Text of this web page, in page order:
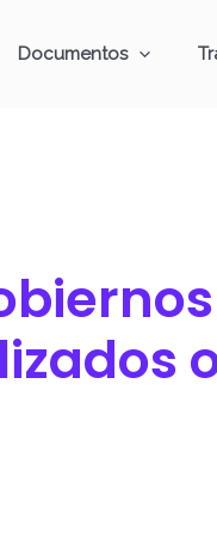
Documentos